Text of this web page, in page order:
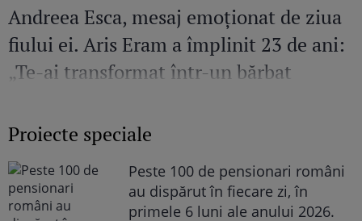
Andreea Esca, mesaj emoționat de ziua
fiului ei. Aris Eram a împlinit 23 de ani:
„Te-ai transformat într-un bărbat
Proiecte speciale
Peste 100 de pensionari români
au dispărut în fiecare zi, în
primele 6 luni ale anului 2026.